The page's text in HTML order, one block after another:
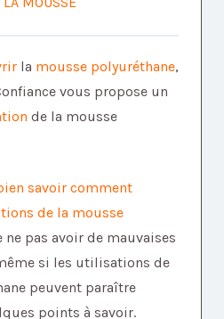
la mousse polyuréthane,
vous propose un
de la mousse
savoir comment
de la mousse
ne pas avoir de mauvaises
si les utilisations de
peuvent paraître
points à savoir.